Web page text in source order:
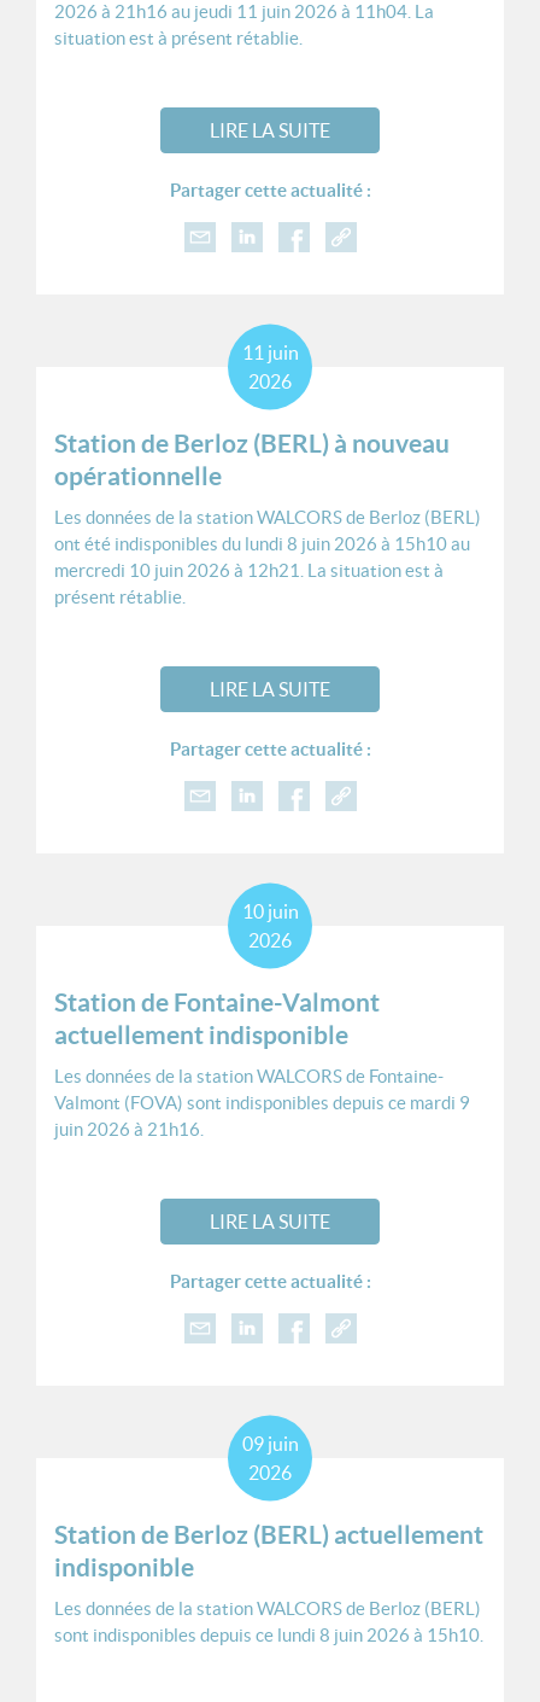
2026 à 21h16 au jeudi 11 juin 2026 à 11h04. La
situation est à présent rétablie.
LIRE LA SUITE
Partager cette actualité :
Station de Berloz (BERL) à nouveau
opérationnelle
11 juin
2026
Les données de la station WALCORS de Berloz (BERL)
ont été indisponibles du lundi 8 juin 2026 à 15h10 au
mercredi 10 juin 2026 à 12h21. La situation est à
présent rétablie.
LIRE LA SUITE
Partager cette actualité :
Station de Fontaine-Valmont
actuellement indisponible
10 juin
2026
Les données de la station WALCORS de Fontaine-
Valmont (FOVA) sont indisponibles depuis ce mardi 9
juin 2026 à 21h16.
LIRE LA SUITE
Partager cette actualité :
Station de Berloz (BERL) actuellement
indisponible
09 juin
2026
Les données de la station WALCORS de Berloz (BERL)
sont indisponibles depuis ce lundi 8 juin 2026 à 15h10.